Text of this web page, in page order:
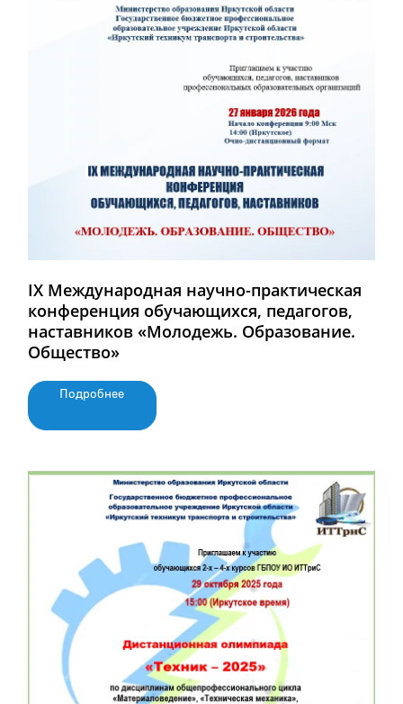
IX Международная научно-практическая
конференция обучающихся, педагогов,
наставников «Молодежь. Образование.
Общество»
Подробнее